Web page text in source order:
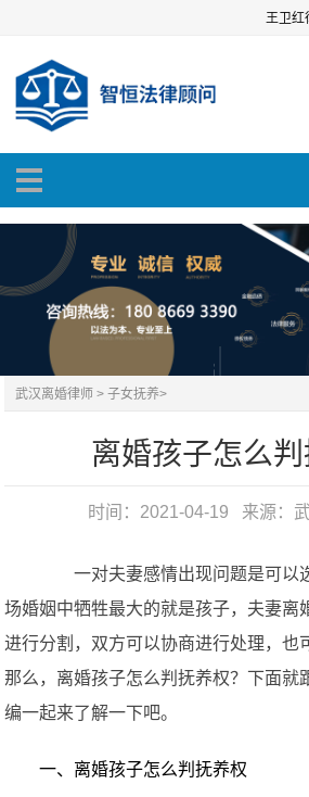
王卫红
武汉离婚律师 >子女抚养>
离婚孩子怎么
时间：2021-04-19 来源：
一对夫妻感情出现问题是可以
场婚姻中牺牲最大的就是孩子，夫妻离
进行分割，双方可以协商进行处理，也
那么，离婚孩子怎么判抚养权？下面就
编一起来了解一下吧。
一、离婚孩子怎么判抚养权